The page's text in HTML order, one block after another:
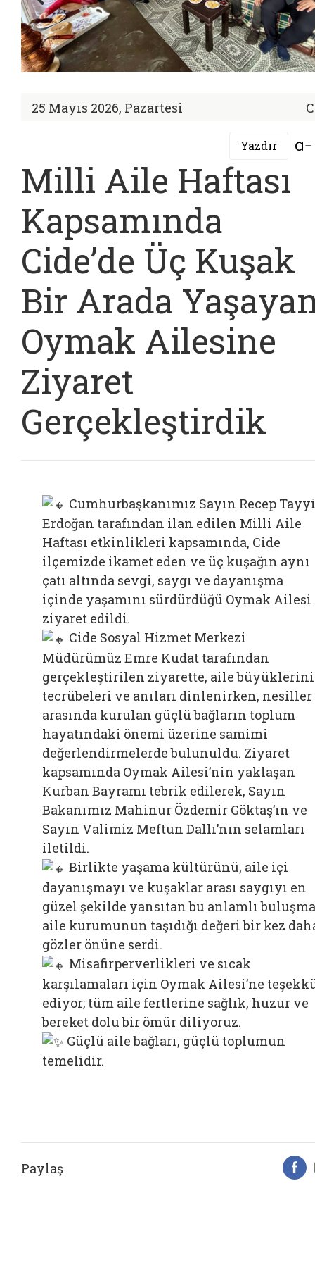
25 Mayıs 2026, Pazartesi
Yazdır
Milli Aile Haftası
Kapsamında
Cide’de Üç Kuşak
Bir Arada
Oymak Ailesine
Ziyaret
Gerçekleştirdik
Cumhurbaşkanımız Sayın Recep
Erdoğan tarafından ilan edilen Milli Aile
Haftası etkinlikleri kapsamında, Cide
ilçemizde ikamet eden ve üç kuşağın aynı
çatı altında sevgi, saygı ve dayanışma
içinde yaşamını sürdürdüğü Oymak Ailesi
ziyaret edildi.
Cide Sosyal Hizmet Merkezi
Müdürümüz Emre Kudat tarafından
gerçekleştirilen ziyarette, aile
tecrübeleri ve anıları dinlenirken, nesiller
arasında kurulan güçlü bağların toplum
hayatındaki önemi üzerine samimi
değerlendirmelerde bulunuldu. Ziyaret
kapsamında Oymak Ailesi’nin yaklaşan
Kurban Bayramı tebrik edilerek, Sayın
Bakanımız Mahinur Özdemir Göktaş’ın ve
Sayın Valimiz Meftun Dallı’nın selamları
iletildi.
Birlikte yaşama kültürünü, aile içi
dayanışmayı ve kuşaklar arası saygıyı en
güzel şekilde yansıtan bu anlamlı
aile kurumunun taşıdığı değeri bir kez
gözler önüne serdi.
Misafirperverlikleri ve sıcak
karşılamaları için Oymak Ailesi’ne
ediyor; tüm aile fertlerine sağlık, huzur ve
bereket dolu bir ömür diliyoruz.
Güçlü aile bağları, güçlü toplumun
temelidir.
Paylaş